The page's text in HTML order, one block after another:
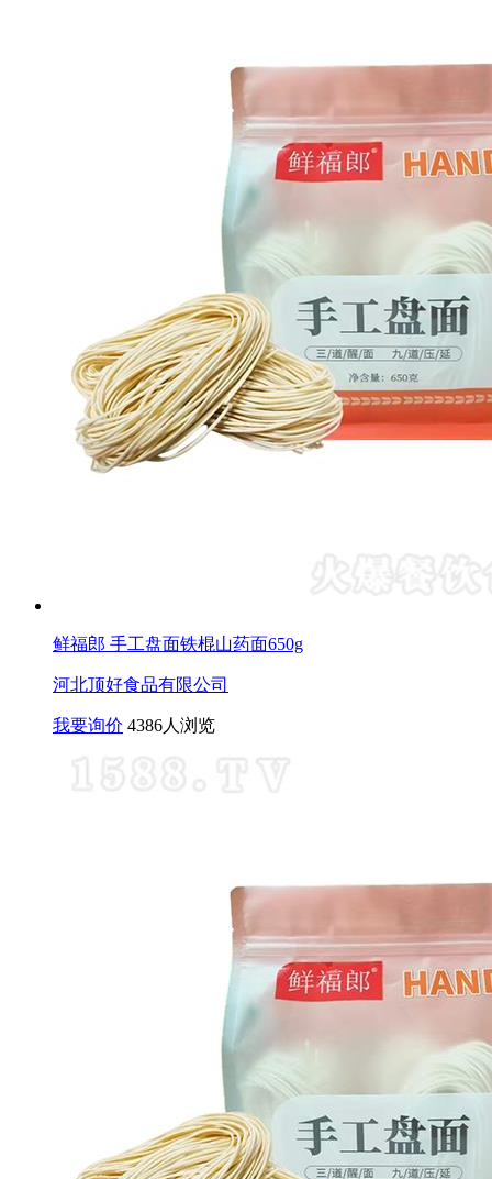
鲜福郎 手工盘面铁棍山药面650g
河北顶好食品有限公司
我要询价 4386人浏览